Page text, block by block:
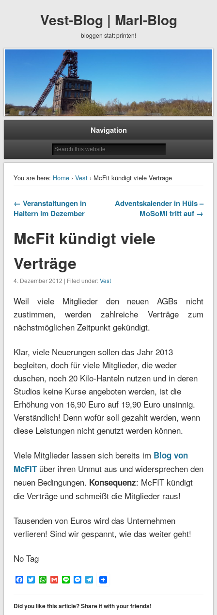
Vest-Blog | Marl-Blog
bloggen statt printen!
Navigation
You are here: Home› Vest› McFit kündigt viele Verträge
← Veranstaltungen in
Haltern im Dezember
Adventskalender in Hüls –
MoSoMi tritt auf →
McFit kündigt viele
Verträge
4. Dezember 2012 | Filed under:Vest
Weil viele Mitglieder den neuen AGBs nicht
zustimmen, werden zahlreiche Verträge zum
nächstmöglichen Zeitpunkt gekündigt.
Klar, viele Neuerungen sollen das Jahr 2013
begleiten, doch für viele Mitglieder, die weder
duschen, noch 20 Kilo-Hanteln nutzen und in deren
Studios keine Kurse angeboten werden, ist die
Erhöhung von 16,90 Euro auf 19,90 Euro unsinnig.
Verständlich! Denn wofür soll gezahlt werden, wenn
diese Leistungen nicht genutzt werden können.
Viele Mitglieder lassen sich bereits im Blog von
McFIT über ihren Unmut aus und widersprechen den
neuen Bedingungen. Konsequenz: McFIT kündigt
die Verträge und schmeißt die Mitglieder raus!
Tausenden von Euros wird das Unternehmen
verlieren! Sind wir gespannt, wie das weiter geht!
No Tag
Facebook
TwitterWhatsApp
Gmail
LineMessenger
Telegram
Did you like this article? Share it with your friends!